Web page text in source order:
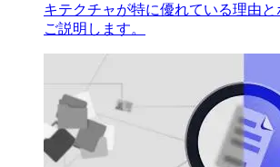
キテクチャが特に優れている理由
ご説明します。